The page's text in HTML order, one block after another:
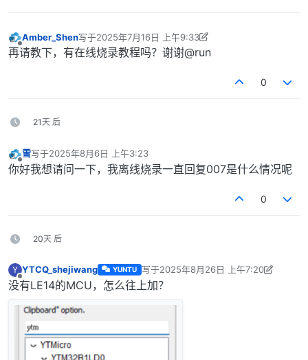
离线
Amber_Shen写于2025年7月16日 上午9:33
最后由 Amber_Shen 编辑2025年7月16日 下午5:33
再请教下，有在线烧录教程吗？谢谢@run
0
21天 后
离线
雪写于2025年8月6日 上午3:23
最后由 编辑
你好我想请问一下，我离线烧录一直回复007是什么情况呢
0
20天 后
Y
离线
YTCQ_shejiwang YUNTU 写于2025年8月26日 上午7:20
最后由 YTCQ_shejiwang 编辑2025年8
没有LE14的MCU，怎么往上加？